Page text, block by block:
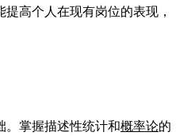
高个人在现有岗位的表现，
。掌握描述性统计和概率论的